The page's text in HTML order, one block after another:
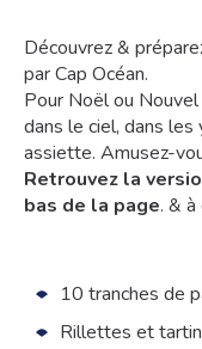
Découvrez &
par Cap Océan.
Pour Noël ou
dans le ciel, dans
assiette. Amusez-
Retrouvez la
bas de la page. &
10 tranches de
Rillettes et